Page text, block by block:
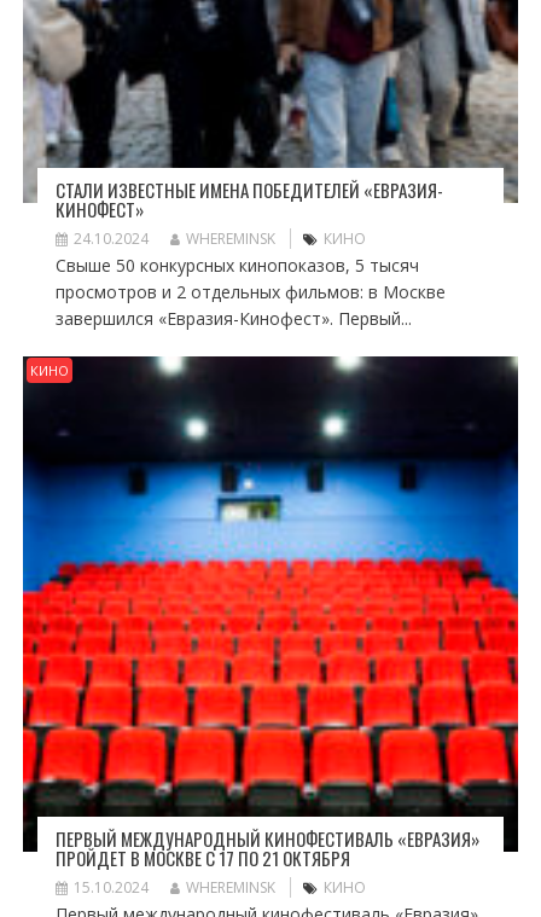
СТАЛИ ИЗВЕСТНЫЕ ИМЕНА ПОБЕДИТЕЛЕЙ «ЕВРАЗИЯ-
КИНОФЕСТ»
24.10.2024 WHEREMINSK КИНО
Свыше 50 конкурсных кинопоказов, 5 тысяч
просмотров и 2 отдельных фильмов: в Москве
завершился «Евразия-Кинофест». Первый...
КИНО
ПЕРВЫЙ МЕЖДУНАРОДНЫЙ КИНОФЕСТИВАЛЬ «ЕВРАЗИЯ»
ПРОЙДЕТ В МОСКВЕ С 17 ПО 21 ОКТЯБРЯ
15.10.2024 WHEREMINSK КИНО